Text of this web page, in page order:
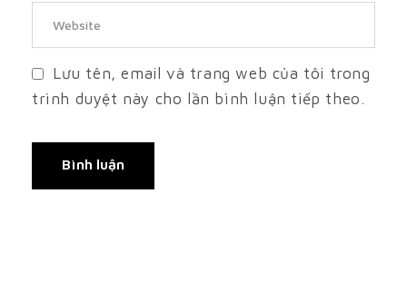
Lưu tên, email và trang web của tôi trong
trình duyệt này cho lần bình luận tiếp theo.